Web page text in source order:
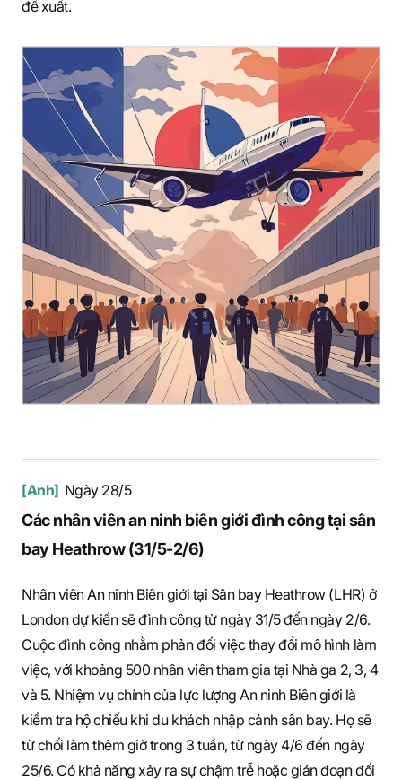
đề xuất.
[Anh] Ngày 28/5
Các nhân viên an ninh biên giới đình công tại sân
bay Heathrow (31/5-2/6)
Nhân viên An ninh Biên giới tại Sân bay Heathrow (LHR) ở
London dự kiến sẽ đình công từ ngày 31/5 đến ngày 2/6.
Cuộc đình công nhằm phản đối việc thay đổi mô hình làm
việc, với khoảng 500 nhân viên tham gia tại Nhà ga 2, 3, 4
và 5. Nhiệm vụ chính của lực lượng An ninh Biên giới là
kiểm tra hộ chiếu khi du khách nhập cảnh sân bay. Họ sẽ
từ chối làm thêm giờ trong 3 tuần, từ ngày 4/6 đến ngày
25/6. Có khả năng xảy ra sự chậm trễ hoặc gián đoạn đối